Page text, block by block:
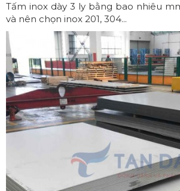
Tấm inox dày 3 ly bằng bao nhiêu
và nên chọn inox 201, 304...